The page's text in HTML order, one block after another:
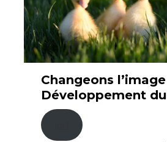
Changeons
Développement